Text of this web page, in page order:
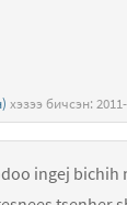
ingej bichih